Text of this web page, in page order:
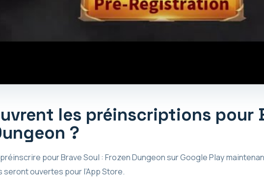
les préinscriptions pour
?
pour Brave Soul : Frozen Dungeon sur Google Play
ouvertes pour l’App Store.